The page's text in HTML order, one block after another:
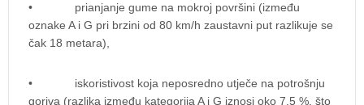
• prianjanje gume na mokroj površini (između
oznake A i G pri brzini od 80 km/h zaustavni put razlikuje se
čak 18 metara),
• iskoristivost koja neposredno utječe na potrošnju
goriva (razlika između kategorija A i G iznosi oko 7,5 %, što